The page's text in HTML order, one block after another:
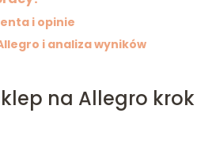
i opinie
i analiza wyników
na Allegro krok